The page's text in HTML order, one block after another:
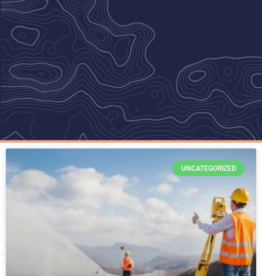
UNCATEGORIZED